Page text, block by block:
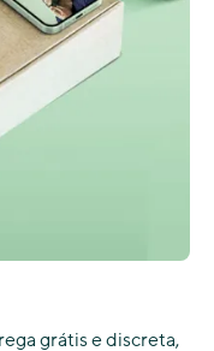
grátis e discreta,